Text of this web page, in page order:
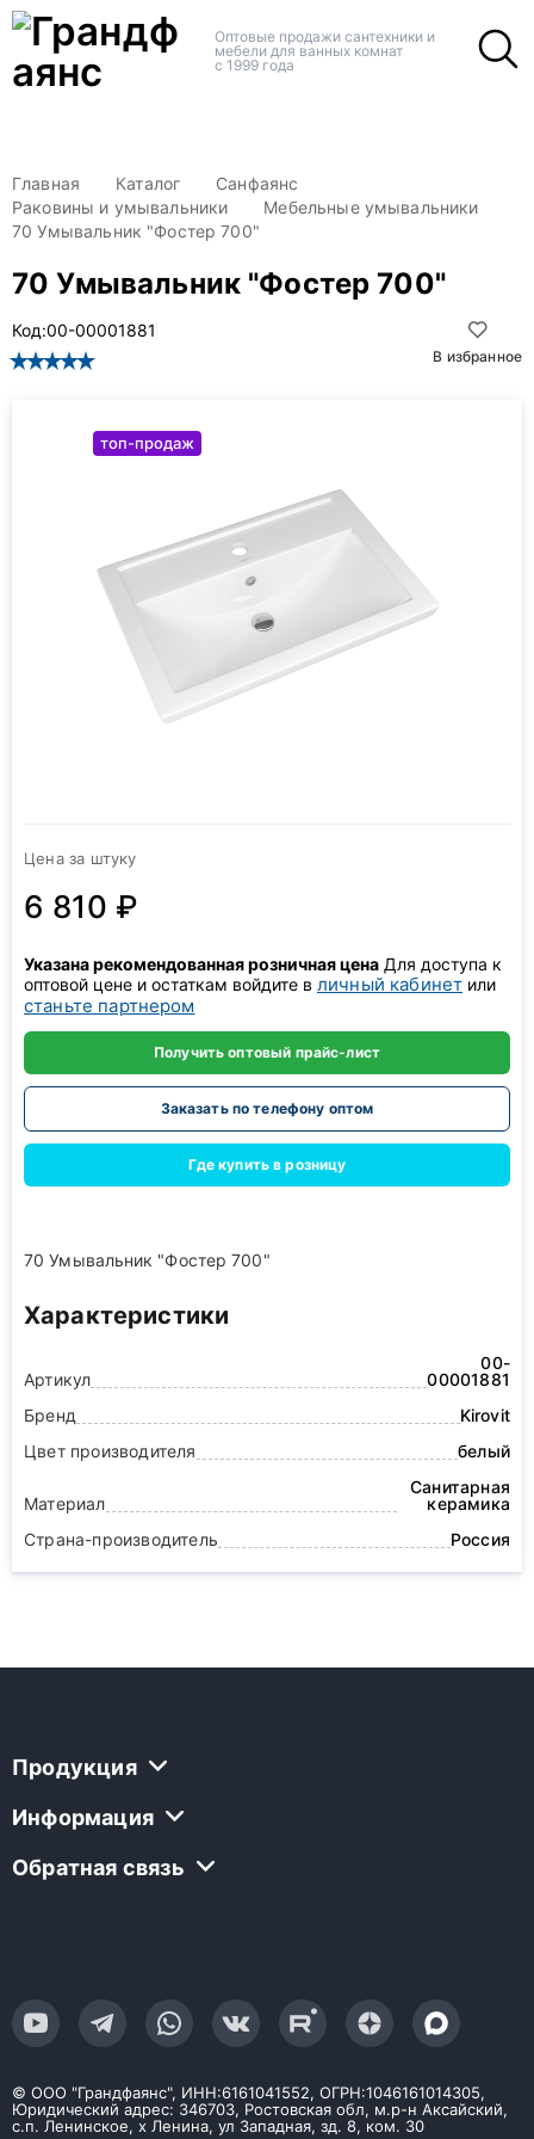
Оптовые продажи сантехники и
мебели для ванных комнат
с 1999 года
Главная Каталог
Санфаянс
Раковины и умывальники
Мебельные умывальники
70 Умывальник "Фостер 700"
70 Умывальник "Фостер 700"
В избранное
Код:00-00001881
топ-продаж
Цена за штуку
6 810 ₽
Указана рекомендованная розничная цена Для доступа к
оптовой цене и остаткам войдите в личный кабинет или
станьте партнером
Получить оптовый прайс-лист
Заказать по телефону оптом
Где купить в розницу
70 Умывальник "Фостер 700"
Характеристики
Артикул
00-
00001881
Бренд
Kirovit
Цвет производителя
белый
Материал
Санитарная
керамика
Страна-производитель
Россия
Продукция
Информация
Обратная связь
© ООО "Грандфаянс", ИНН:6161041552, ОГРН:1046161014305,
Юридический адрес: 346703, Ростовская обл, м.р-н Аксайский,
с.п. Ленинское, х Ленина, ул Западная, зд. 8, ком. 30